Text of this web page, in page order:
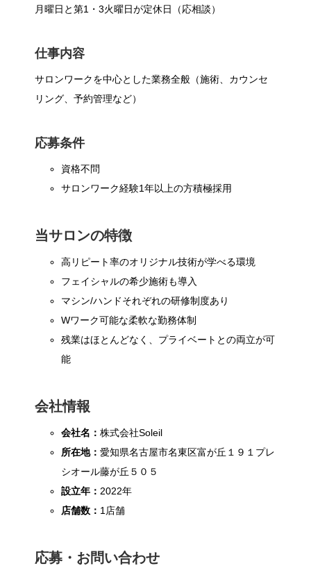
月曜日と第1・3火曜日が定休日（応相談）
仕事内容
サロンワークを中心とした業務全般（施術、カウンセ
リング、予約管理など）
応募条件
資格不問
サロンワーク経験1年以上の方積極採用
当サロンの特徴
高リピート率のオリジナル技術が学べる環境
フェイシャルの希少施術も導入
マシン/ハンドそれぞれの研修制度あり
Wワーク可能な柔軟な勤務体制
残業はほとんどなく、プライベートとの両立が可
能
会社情報
会社名：株式会社Soleil
所在地：愛知県名古屋市名東区富が丘１９１プレ
シオール藤が丘５０５
設立年： 2022年
店舗数： 1店舗
応募・お問い合わせ